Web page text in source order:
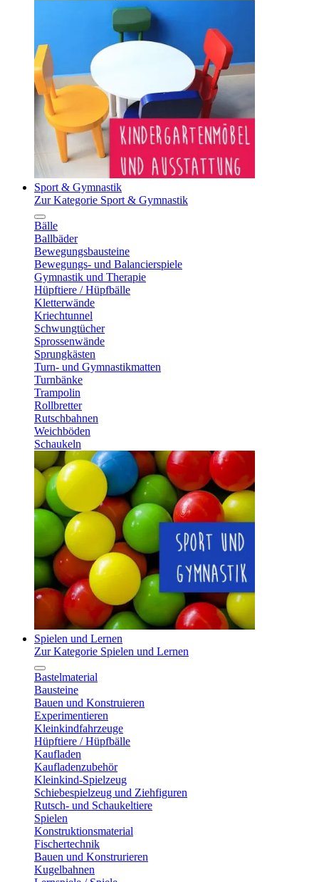
Sport & Gymnastik
Zur Kategorie Sport & Gymnastik
Bälle
Ballbäder
Bewegungsbausteine
Bewegungs- und Balancierspiele
Gymnastik und Therapie
Hüpftiere / Hüpfbälle
Kletterwände
Kriechtunnel
Schwungtücher
Sprossenwände
Sprungkästen
Turn- und Gymnastikmatten
Turnbänke
Trampolin
Rollbretter
Rutschbahnen
Weichböden
Schaukeln
Spielen und Lernen
Zur Kategorie Spielen und Lernen
Bastelmaterial
Bausteine
Bauen und Konstruieren
Experimentieren
Kleinkindfahrzeuge
Hüpftiere / Hüpfbälle
Kaufladen
Kaufladenzubehör
Kleinkind-Spielzeug
Schiebespielzeug und Ziehfiguren
Rutsch- und Schaukeltiere
Spielen
Konstruktionsmaterial
Fischertechnik
Bauen und Konstrurieren
Kugelbahnen